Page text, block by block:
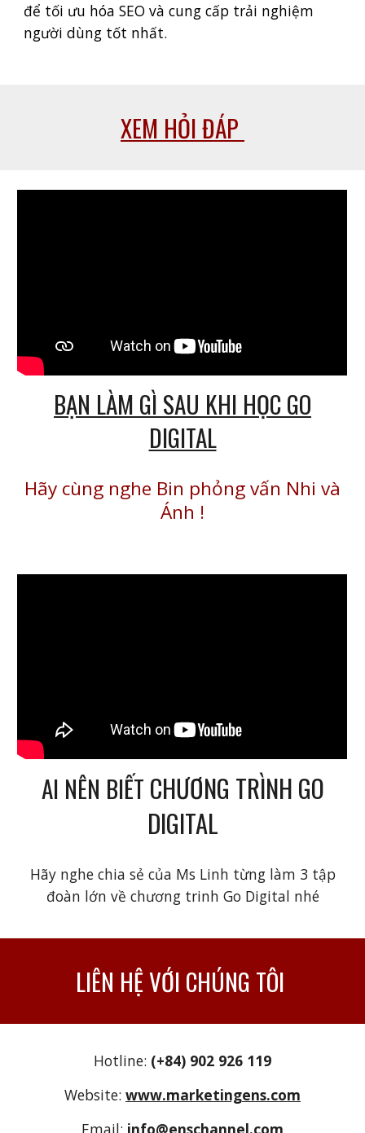
để tối ưu hóa SEO và cung cấp trải nghiệm
người dùng tốt nhất.
XEM HỎI ĐÁP
BẠN LÀM GÌ SAU KHI HỌC GO
DIGITAL
Hãy cùng nghe Bin phỏng vấn Nhi và
Ánh !
AI NÊN BIẾT CHƯƠNG TRÌNH GO
DIGITAL
Hãy nghe chia sẻ của Ms Linh từng làm 3 tập
đoàn lớn về chương trinh Go Digital nhé
LIÊN HỆ VỚI CHÚNG TÔI
Hotline: (+84) 902 926 119
Website: www.marketingens.com
Email: info@enschannel.com